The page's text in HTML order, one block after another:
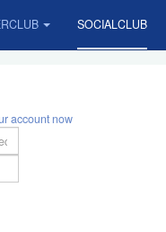
SOCIALCLUB
account now